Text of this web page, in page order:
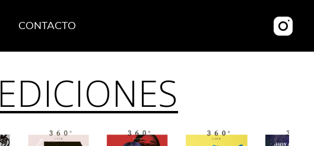
CONTACTO
EDICIONES